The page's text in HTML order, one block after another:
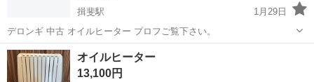
揖斐駅
1月29日
デロンギ 中古 オイルヒーター プロフご覧下さい。
岐阜 揖斐郡 揖斐駅 季節、空調家電
オイルヒーター
13,100円